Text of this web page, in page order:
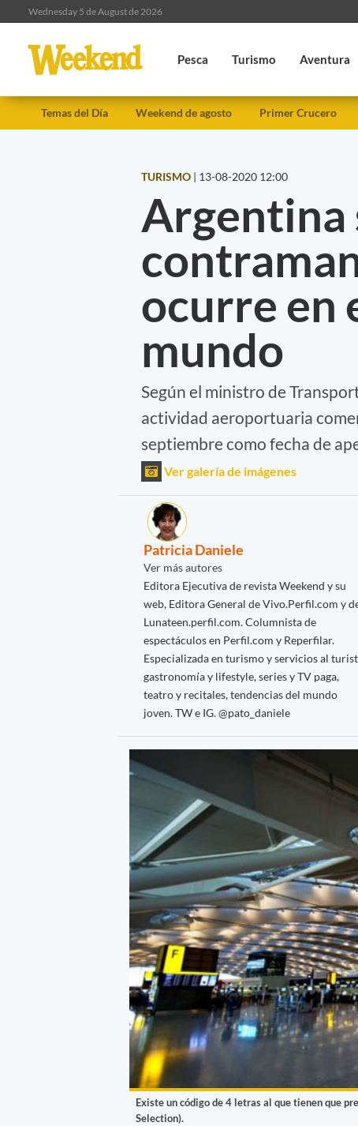
Wednesday 5 de August de 2026
Pesca Turismo Aventura
Temas del Día Weekend de agosto Primer Crucero
TURISMO | 13-08-2020 12:00
Argentina
ocurre en
mundo
Según el ministro de
actividad aeroportuaria
septiembre como fecha de
Ver galería de imágenes
Patricia Daniele
Ver más autores
Editora Ejecutiva de revista Weekend y su
web, Editora General de Vivo.Perfil.com y
Lunateen.perfil.com. Columnista de
espectáculos en Perfil.com y Reperfilar.
Especializada en turismo y servicios al
gastronomía y lifestyle, series y TV paga,
teatro y recitales, tendencias del mundo
joven. TW e IG. @pato_daniele
Existe un código de 4 letras al que tienen que
Selection).